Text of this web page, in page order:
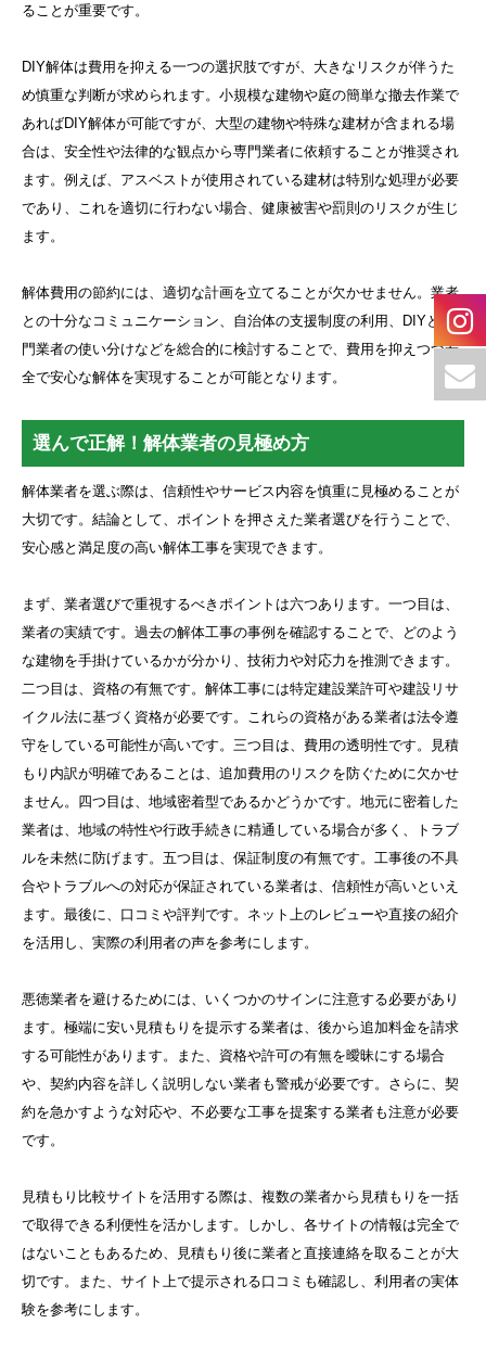
ることが重要です。
DIY解体は費用を抑える一つの選択肢ですが、大きなリスクが伴うた
め慎重な判断が求められます。小規模な建物や庭の簡単な撤去作業で
あればDIY解体が可能ですが、大型の建物や特殊な建材が含まれる場
合は、安全性や法律的な観点から専門業者に依頼することが推奨され
ます。例えば、アスベストが使用されている建材は特別な処理が必要
であり、これを適切に行わない場合、健康被害や罰則のリスクが生じ
ます。
解体費用の節約には、適切な計画を立てることが欠かせません。業者
との十分なコミュニケーション、自治体の支援制度の利用、DIYと専
門業者の使い分けなどを総合的に検討することで、費用を抑えつつ安
全で安心な解体を実現することが可能となります。
選んで正解！解体業者の見極め方
解体業者を選ぶ際は、信頼性やサービス内容を慎重に見極めることが
大切です。結論として、ポイントを押さえた業者選びを行うことで、
安心感と満足度の高い解体工事を実現できます。
まず、業者選びで重視するべきポイントは六つあります。一つ目は、
業者の実績です。過去の解体工事の事例を確認することで、どのよう
な建物を手掛けているかが分かり、技術力や対応力を推測できます。
二つ目は、資格の有無です。解体工事には特定建設業許可や建設リサ
イクル法に基づく資格が必要です。これらの資格がある業者は法令遵
守をしている可能性が高いです。三つ目は、費用の透明性です。見積
もり内訳が明確であることは、追加費用のリスクを防ぐために欠かせ
ません。四つ目は、地域密着型であるかどうかです。地元に密着した
業者は、地域の特性や行政手続きに精通している場合が多く、トラブ
ルを未然に防げます。五つ目は、保証制度の有無です。工事後の不具
合やトラブルへの対応が保証されている業者は、信頼性が高いといえ
ます。最後に、口コミや評判です。ネット上のレビューや直接の紹介
を活用し、実際の利用者の声を参考にします。
悪徳業者を避けるためには、いくつかのサインに注意する必要があり
ます。極端に安い見積もりを提示する業者は、後から追加料金を請求
する可能性があります。また、資格や許可の有無を曖昧にする場合
や、契約内容を詳しく説明しない業者も警戒が必要です。さらに、契
約を急かすような対応や、不必要な工事を提案する業者も注意が必要
です。
見積もり比較サイトを活用する際は、複数の業者から見積もりを一括
で取得できる利便性を活かします。しかし、各サイトの情報は完全で
はないこともあるため、見積もり後に業者と直接連絡を取ることが大
切です。また、サイト上で提示される口コミも確認し、利用者の実体
験を参考にします。